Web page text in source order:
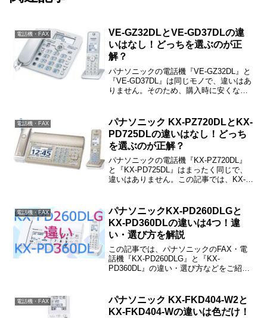
電話機・FAX
VE-GZ32DLとVE-GD37DLの違
いはなし！どっちを選ぶのが正
解？
パナソニックの電話機『VE-GZ32DL』と
『VE-GD37DL』は同じモノで、違いはあ
りません。そのため、購入時に安くなっ
電話機・FAX
パナソニック KX-PZ720DLとKX-
PD725DLの違いはなし！どっち
を選ぶのが正解？
パナソニックの電話機『KX-PZ720DL』
と『KX-PD725DL』はまったく同じで、
違いはありません。この記事では、KX-
電話機・FAX
パナソニックKX-PD260DLGと
KX-PD360DLの違いは4つ！違
い・選び方を解説
この記事では、パナソニックのFAX・電
話機『KX-PD260DLG』と『KX-
PD360DL』の違い・選び方などをご紹介
電話相談機能」「ドアホンワープ」「着
信読み上げ」の4つです。
電話機・FAX
パナソニック KX-FKD404-W2と
KX-FKD404-Wの違いは色だけ！